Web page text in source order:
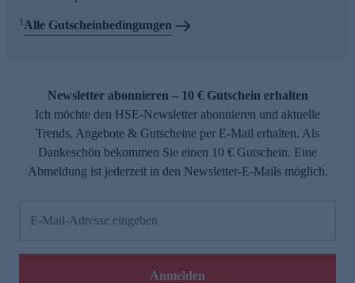
1Alle Gutscheinbedingungen
Newsletter abonnieren – 10 € Gutschein erhalten
Ich möchte den HSE-Newsletter abonnieren und aktuelle
Trends, Angebote & Gutscheine per E-Mail erhalten. Als
Dankeschön bekommen Sie einen 10 € Gutschein. Eine
Abmeldung ist jederzeit in den Newsletter-E-Mails möglich.
E-Mail-Adresse eingeben
Anmelden